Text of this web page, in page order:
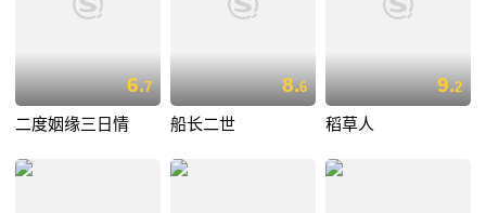
6.7
二度姻缘三日情
8.6
船长二世
9.2
稻草人